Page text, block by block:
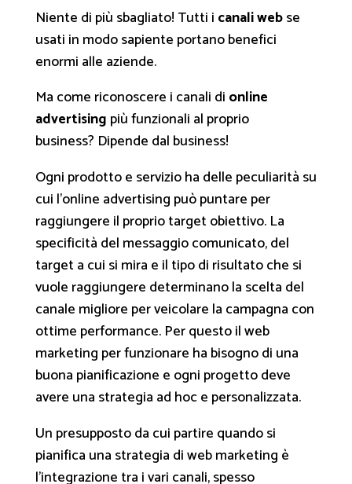
Niente di più sbagliato! Tutti i canali webse
usati in modo sapiente portano benefici
enormi alle aziende.
Ma come riconoscere i canali di online
advertising più funzionali al proprio
business? Dipende dal business!
Ogni prodotto e servizio ha delle peculiarità su
cui l’online advertising può puntare per
raggiungere il proprio target obiettivo. La
specificità del messaggio comunicato, del
target a cui si mira e il tipo di risultato che si
vuole raggiungere determinano la scelta del
canale migliore per veicolare la campagna con
ottime performance. Per questo il web
marketing per funzionare ha bisogno di una
buona pianificazione e ogni progetto deve
avere una strategia ad hoc e personalizzata.
Un presupposto da cui partire quando si
pianifica una strategia di web marketing è
l’integrazione tra i vari canali, spesso